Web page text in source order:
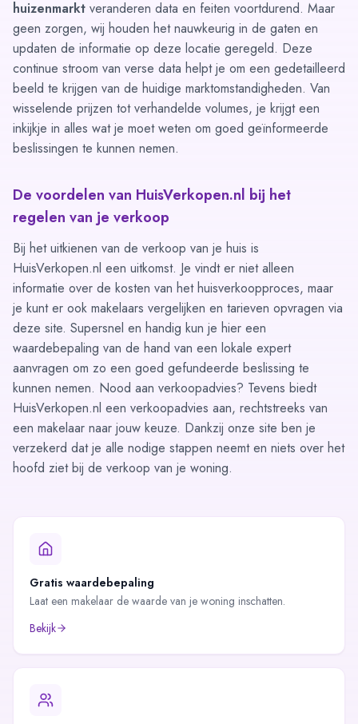
huizenmarkt veranderen data en feiten voortdurend. Maar
geen zorgen, wij houden het nauwkeurig in de gaten en
updaten de informatie op deze locatie geregeld. Deze
continue stroom van verse data helpt je om een gedetailleerd
beeld te krijgen van de huidige marktomstandigheden. Van
wisselende prijzen tot verhandelde volumes, je krijgt een
inkijkje in alles wat je moet weten om goed geïnformeerde
beslissingen te kunnen nemen.
De voordelen van HuisVerkopen.nl bij het
regelen van je verkoop
Bij het uitkienen van de verkoop van je huis is
HuisVerkopen.nl een uitkomst. Je vindt er niet alleen
informatie over de kosten van het huisverkoopproces, maar
je kunt er ook makelaars vergelijken en tarieven opvragen via
deze site. Supersnel en handig kun je hier een
waardebepaling van de hand van een lokale expert
aanvragen om zo een goed gefundeerde beslissing te
kunnen nemen. Nood aan verkoopadvies? Tevens biedt
HuisVerkopen.nl een verkoopadvies aan, rechtstreeks van
een makelaar naar jouw keuze. Dankzij onze site ben je
verzekerd dat je alle nodige stappen neemt en niets over het
hoofd ziet bij de verkoop van je woning.
Gratis waardebepaling
Laat een makelaar de waarde van je woning inschatten.
Bekijk